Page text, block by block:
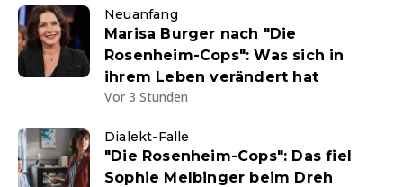
Neuanfang
Marisa Burger nach "Die
Rosenheim-Cops": Was sich in
ihrem Leben verändert hat
Vor 3 Stunden
Dialekt-Falle
"Die Rosenheim-Cops": Das fiel
Sophie Melbinger beim Dreh